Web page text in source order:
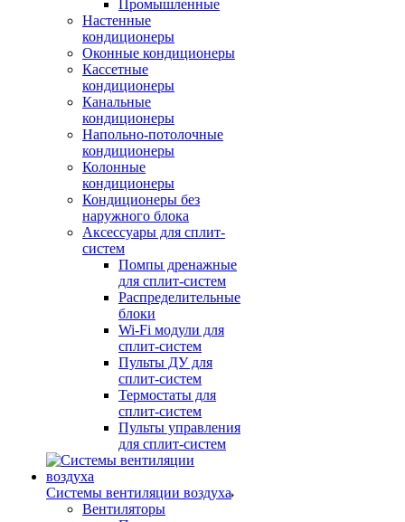
Промышленные
Настенные
кондиционеры
Оконные кондиционеры
Кассетные
кондиционеры
Канальные
кондиционеры
Напольно-потолочные
кондиционеры
Колонные
кондиционеры
Кондиционеры без
наружного блока
Аксессуары для сплит-
систем
Помпы дренажные
для сплит-систем
Распределительные
блоки
Wi-Fi модули для
сплит-систем
Пульты ДУ для
сплит-систем
Термостаты для
сплит-систем
Пульты управления
для сплит-систем
Системы вентиляции воздуха
Вентиляторы